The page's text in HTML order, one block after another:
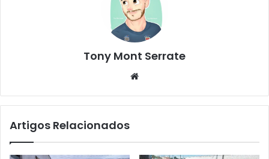
Tony Mont Serrate
te
Artigos Relacionados